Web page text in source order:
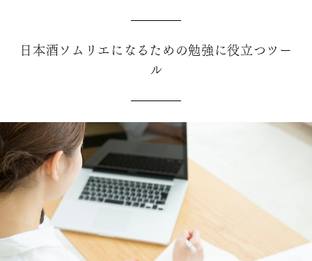
日本酒ソムリエになるための勉強に役立つツー
ル